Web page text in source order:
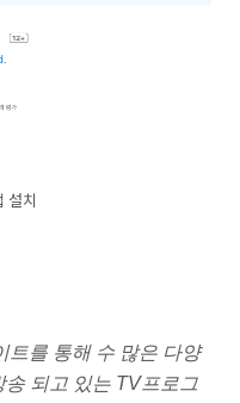
설치
트를 통해 수 많은 다양
송 되고 있는 TV프로그